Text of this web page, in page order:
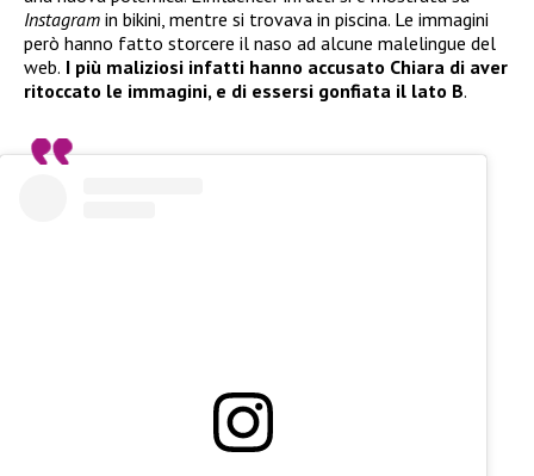
Instagram in bikini, mentre si trovava in piscina. Le immagini
però hanno fatto storcere il naso ad alcune malelingue del
web. I più maliziosi infatti hanno accusato Chiara di aver
ritoccato le immagini, e di essersi gonfiata il lato B.